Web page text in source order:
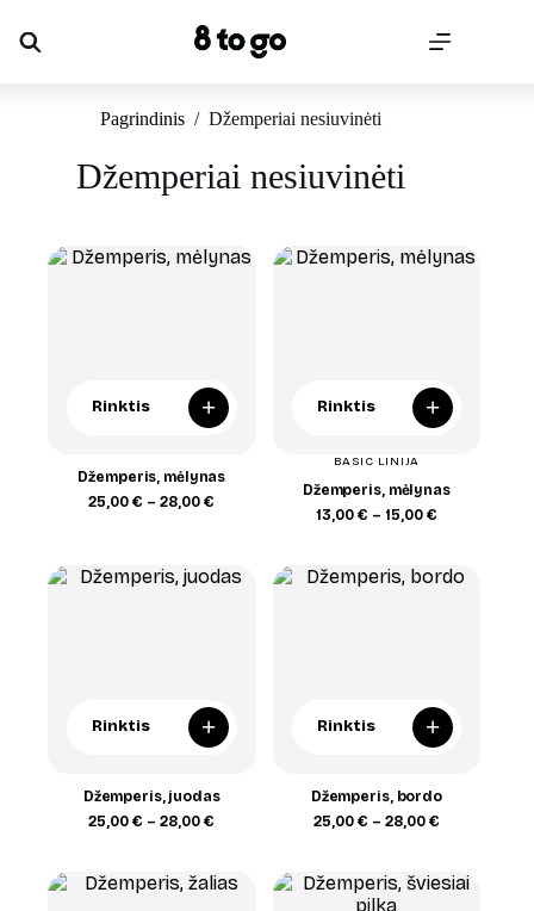
content
Pagrindinis / Džemperiai nesiuvinėti
Džemperiai nesiuvinėti
Rinktis +
Džemperis, mėlynas
25,00€ – 28,00€
28,00 €
Rinktis +
BASIC LINIJA
Džemperis, mėlynas
13,00 € – 15,00 €Price
through
15,00 €
Rinktis +
Džemperis, juodas
25,00€ – 28,00€
through
28,00 €
Rinktis +
Džemperis, bordo
25,00 € – 28,00 €Price
through
28,00 €